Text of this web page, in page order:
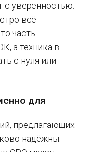
с уверенностью:
всё
часть
а техника в
с нуля или
для
предлагающих
надёжны.